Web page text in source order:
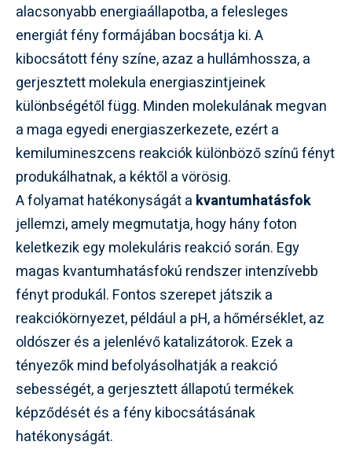
alacsonyabb energiaállapotba, a felesleges
energiát fény formájában bocsátja ki. A
kibocsátott fény színe, azaz a hullámhossza, a
gerjesztett molekula energiaszintjeinek
különbségétől függ. Minden molekulának megvan
a maga egyedi energiaszerkezete, ezért a
kemilumineszcens reakciók különböző színű fényt
produkálhatnak, a kéktől a vörösig.
A folyamat hatékonyságát a kvantumhatásfok
jellemzi, amely megmutatja, hogy hány foton
keletkezik egy molekuláris reakció során. Egy
magas kvantumhatásfokú rendszer intenzívebb
fényt produkál. Fontos szerepet játszik a
reakciókörnyezet, például a pH, a hőmérséklet, az
oldószer és a jelenlévő katalizátorok. Ezek a
tényezők mind befolyásolhatják a reakció
sebességét, a gerjesztett állapotú termékek
képződését és a fény kibocsátásának
hatékonyságát.